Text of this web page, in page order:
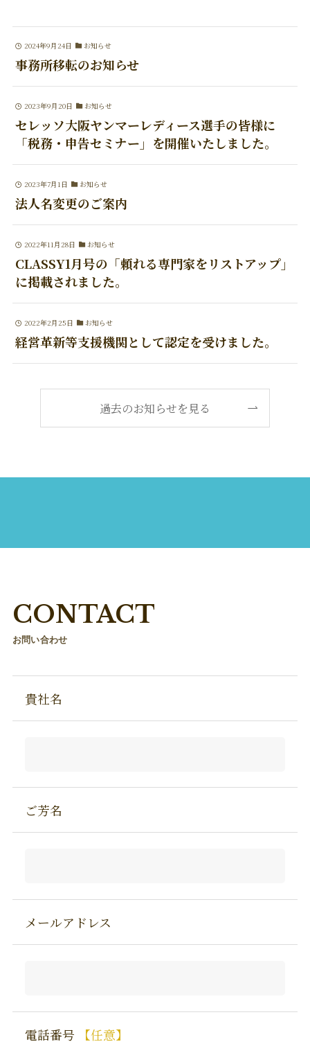
2024年9月24日 お知らせ
事務所移転のお知らせ
2023年9月20日 お知らせ
セレッソ大阪ヤンマーレディース選手の皆様に
「税務・申告セミナー」を開催いたしました。
2023年7月1日 お知らせ
法人名変更のご案内
2022年11月28日 お知らせ
CLASSY1月号の「頼れる専門家をリストアップ」
に掲載されました。
2022年2月25日 お知らせ
経営革新等支援機関として認定を受けました。
過去のお知らせを見る
CONTACT
お問い合わせ
貴社名
ご芳名
メールアドレス
電話番号 【任意】